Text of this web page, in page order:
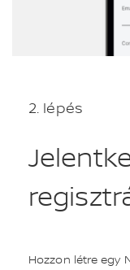
2. lépés
Hozzon létre egy